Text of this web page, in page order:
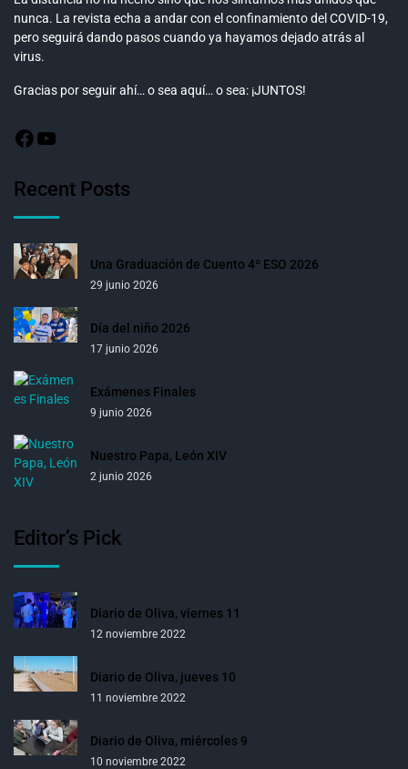
nunca. La revista echa a andar con el confinamiento del COVID-19,
pero seguirá dando pasos cuando ya hayamos dejado atrás al
virus.
Gracias por seguir ahí… o sea aquí… o sea: ¡JUNTOS!
Recent Posts
Una Graduación de Cuento 4º ESO 2026
29 junio 2026
Día del niño 2026
17 junio 2026
Exámenes Finales
9 junio 2026
Nuestro Papa, León XIV
2 junio 2026
Editor’s Pick
Diario de Oliva, viernes 11
12 noviembre 2022
Diario de Oliva, jueves 10
11 noviembre 2022
Diario de Oliva, miércoles 9
10 noviembre 2022